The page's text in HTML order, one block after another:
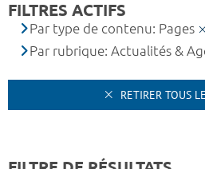
FILTRES ACTIFS
Par type de contenu: Pages
Par rubrique: Actualités &
RETIRER TOUS